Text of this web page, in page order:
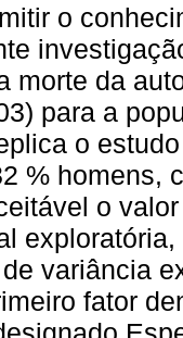
o
morte da
para a
o
% homens,
o
variância
fator